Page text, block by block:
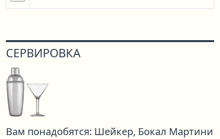
СЕРВИРОВКА
Вам понадобятся: Шейкер, Бокал Мартини